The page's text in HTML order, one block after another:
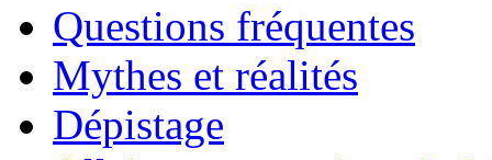
Questions fréquentes
Mythes et réalités
Dépistage